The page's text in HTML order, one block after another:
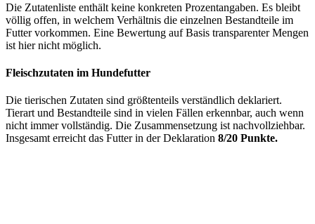
Die Zutatenliste enthält keine konkreten Prozentangaben. Es bleibt
völlig offen, in welchem Verhältnis die einzelnen Bestandteile im
Futter vorkommen. Eine Bewertung auf Basis transparenter Mengen
ist hier nicht möglich.
Fleischzutaten im Hundefutter
Die tierischen Zutaten sind größtenteils verständlich deklariert.
Tierart und Bestandteile sind in vielen Fällen erkennbar, auch wenn
nicht immer vollständig. Die Zusammensetzung ist nachvollziehbar.
Insgesamt erreicht das Futter in der Deklaration 8/20 Punkte.